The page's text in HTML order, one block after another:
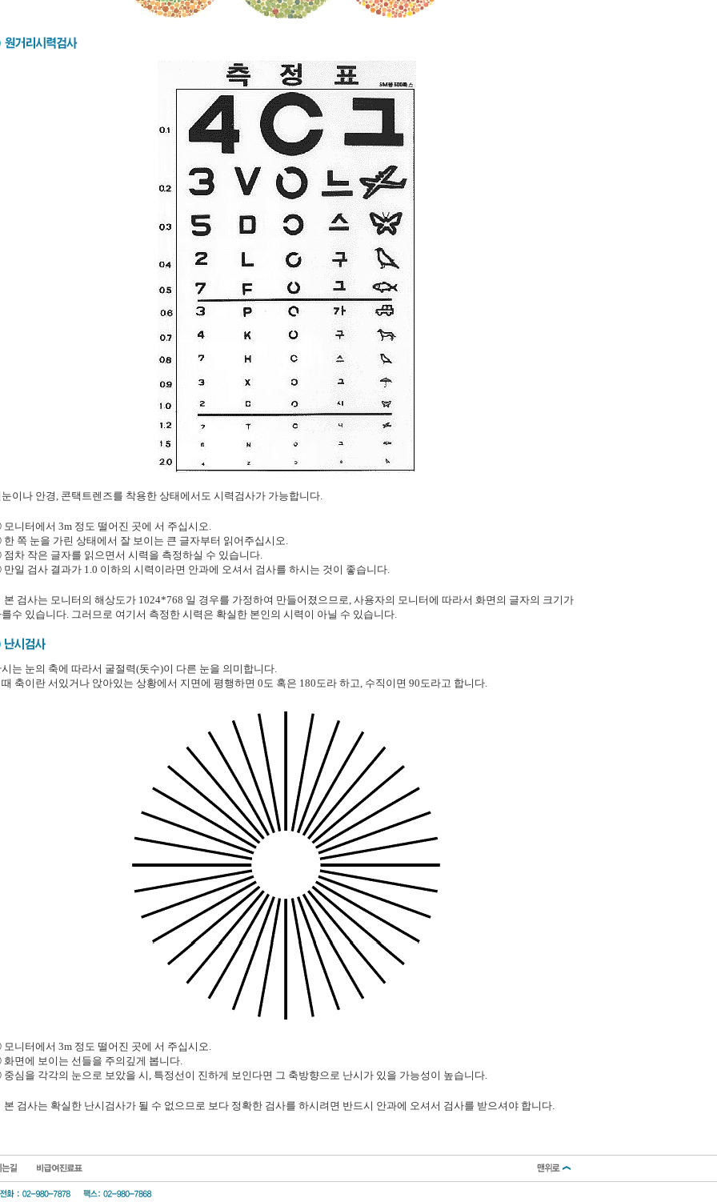
이나 안경, 콘택트렌즈를 착용한 상태에서도 시력검사가 가능합니다.
니터에서 3m 정도 떨어진 곳에 서 주십시오.
쪽 눈을 가린 상태에서 잘 보이는 큰 글자부터 읽어주십시오.
차 작은 글자를 읽으면서 시력을 측정하실 수 있습니다.
일 검사 결과가 1.0 이하의 시력이라면 안과에 오셔서 검사를 하시는 것이 좋습니다.
검사는 모니터의 해상도가 1024*768 일 경우를 가정하여 만들어졌으므로, 사용자의 모니터에 따라서 화면의 글자의 크기가
수 있습니다. 그러므로 여기서 측정한 시력은 확실한 본인의 시력이 아닐 수 있습니다.
는 눈의 축에 따라서 굴절력(돗수)이 다른 눈을 의미합니다.
축이란 서있거나 앉아있는 상황에서 지면에 평행하면 0도 혹은 180도라 하고, 수직이면 90도라고 합니다.
니터에서 3m 정도 떨어진 곳에 서 주십시오.
면에 보이는 선들을 주의깊게 봅니다.
심을 각각의 눈으로 보았을 시, 특정선이 진하게 보인다면 그 축방향으로 난시가 있을 가능성이 높습니다.
검사는 확실한 난시검사가 될 수 없으므로 보다 정확한 검사를 하시려면 반드시 안과에 오셔서 검사를 받으셔야 합니다.
는길 비급여진료표